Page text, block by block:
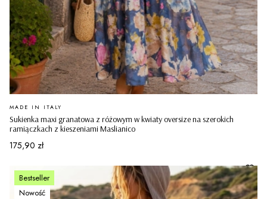
Sukienka maxi granatowa z różowym w kwiaty oversize na szerokich
ramiączkach z kieszeniami Maslianico
PRODUCENT
MADE IN ITALY
Cena
175,90 zł
Bestseller
Nowość